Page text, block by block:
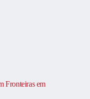
Fronteiras em